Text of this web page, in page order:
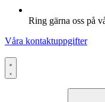
Ring gärna oss på
Våra kontaktuppgifter